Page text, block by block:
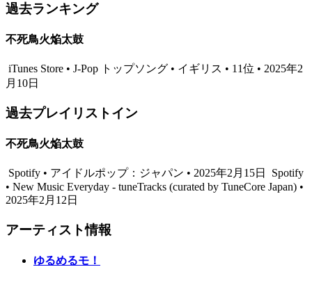
過去ランキング
不死鳥火焔太鼓
iTunes Store • J-Pop トップソング • イギリス • 11位 • 2025年2
月10日
過去プレイリストイン
不死鳥火焔太鼓
Spotify • アイドルポップ：ジャパン • 2025年2月15日
Spotify
• New Music Everyday - tuneTracks (curated by TuneCore Japan) •
2025年2月12日
アーティスト情報
ゆるめるモ！